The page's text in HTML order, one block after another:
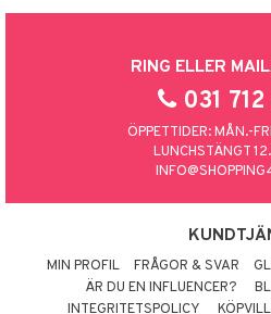
RING ELLER
031 712
ÖPPETTIDER: MÅN.-
LUNCHSTÄNGT
MIN PROFIL FRÅGOR & SVAR
ÄR DU EN INFLUENCER?
INTEGRITETSPOLICY